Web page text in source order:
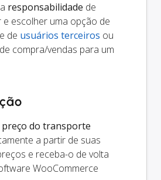
responsabilidade de
e escolher uma opção de
de usuários terceiros ou
compra/vendas para um
preço do transporte
a partir de suas
e receba-o de volta
WooCommerce